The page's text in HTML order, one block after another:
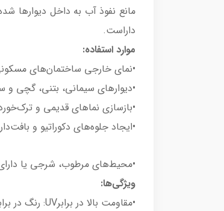
مانع نفوذ آب به داخل دیوارها
داراست.
موارد استفاده:
•نمای خارجی ساختمان‌های
•دیوارهای سیمانی، بتنی، گچی
•بازسازی نماهای قدیمی و
•ایجاد جلوه‌های دکوراتیو و
•محیط‌های مرطوب، شرجی یا
ویژگی‌ها:
•مقاومت بالا در برابرUV: رنگ در برابر نور خورشید تغییر رنگ نمی‌دهد